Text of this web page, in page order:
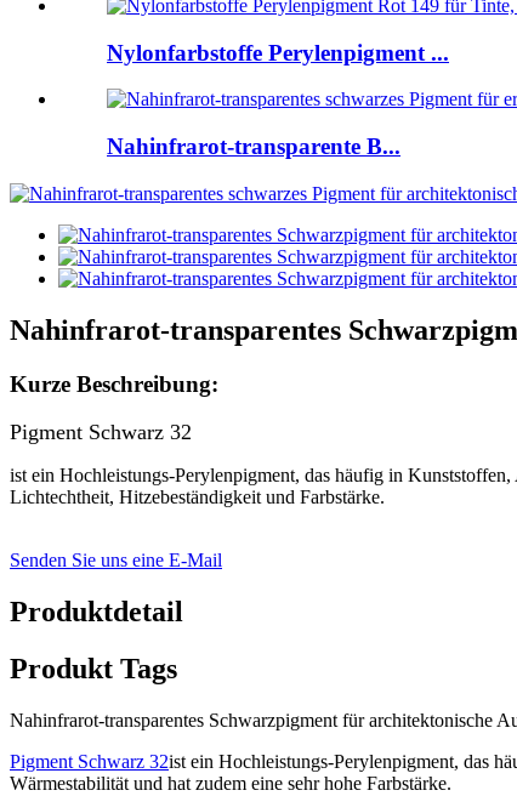
Nylonfarbstoffe Perylenpigment ...
Nahinfrarot-transparente B...
Nahinfrarot-transparentes
Kurze Beschreibung:
Pigment Schwarz 32
ist ein Hochleistungs-Perylenpigment, das häufig in
Lichtechtheit, Hitzebeständigkeit und Farbstärke.
Senden Sie uns eine E-Mail
Produktdetail
Produkt Tags
Nahinfrarot-transparentes Schwarzpigment für architektonische
Pigment Schwarz 32ist ein Hochleistungs-Perylenpigment, das
Wärmestabilität und hat zudem eine sehr hohe Farbstärke.